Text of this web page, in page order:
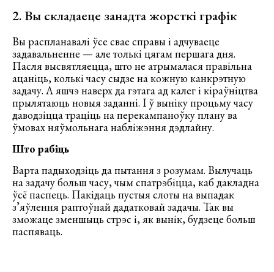
2. Вы складаеце занадта жорсткі графік
Вы распланавалі ўсе свае справы і адчуваеце
задавальненне — але толькі цягам першага дня.
Пасля высвятляецца, што не атрымалася правільна
ацаніць, колькі часу сыдзе на кожную канкрэтную
задачу. А яшчэ наверх да гэтага ад калег і кіраўніцтва
прылятаюць новыя заданні. І ў выніку процьму часу
даводзіцца траціць на перекампаноўку плану ва
ўмовах няўмольнага набліжэння дэдлайну.
Што рабіць
Варта падыходзіць да пытання з розумам. Вылучаць
на задачу больш часу, чым спатрэбіцца, каб дакладна
ўсё паспець. Пакідаць пустыя слоты на выпадак
з’яўлення раптоўнай дадатковай задачы. Так вы
зможаце зменшыць стрэс і, як вынік, будзеце больш
паспяваць.